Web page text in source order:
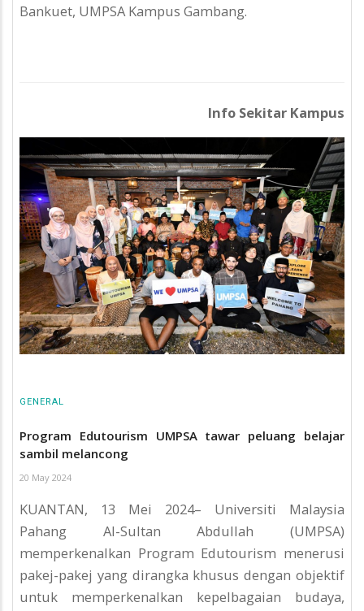
Bankuet, UMPSA Kampus Gambang.
Info Sekitar Kampus
GENERAL
Program Edutourism UMPSA tawar peluang belajar
sambil melancong
20 May 2024
KUANTAN, 13 Mei 2024– Universiti Malaysia
Pahang Al-Sultan Abdullah (UMPSA)
memperkenalkan Program Edutourism menerusi
pakej-pakej yang dirangka khusus dengan objektif
untuk memperkenalkan kepelbagaian budaya,